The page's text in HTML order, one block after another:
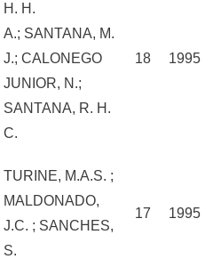
H. H.
A.; SANTANA, M.
J.; CALONEGO
JUNIOR, N.;
SANTANA, R. H.
C.
18 1995
TURINE, M.A.S. ;
MALDONADO,
J.C. ; SANCHES,
S.
17 1995